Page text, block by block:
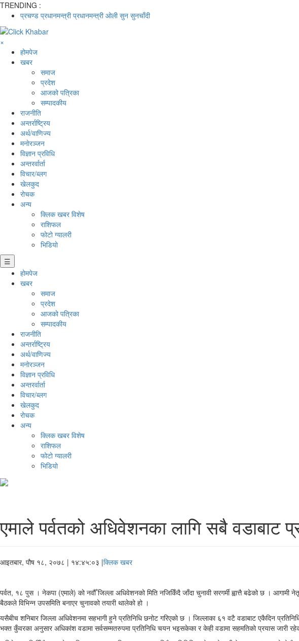
TRENDING :
प्रचण्ड प्रधानमन्त्री प्रधानमन्त्री ओली सुन सुनचाँदी
×
होमपेज
खबर
समाज
प्रदेश
आजको पत्रिका
सम्पादकीय
राजनीति
अन्तर्राष्ट्रिय
अर्थ/वाणिज्य
मनाेरञ्जन
विज्ञान प्रविधि
अन्तरर्वार्ता
विचार/ब्लग
खेलकुद
रोचक
अन्य
क्लिक खबर विशेष
राशिफल
फोटो ग्यालरी
भिडियो
☰
होमपेज
खबर
समाज
प्रदेश
आजको पत्रिका
सम्पादकीय
राजनीति
अन्तर्राष्ट्रिय
अर्थ/वाणिज्य
मनाेरञ्जन
विज्ञान प्रविधि
अन्तरर्वार्ता
विचार/ब्लग
खेलकुद
रोचक
अन्य
क्लिक खबर विशेष
राशिफल
फोटो ग्यालरी
भिडियो
एमाले पर्वतको अधिवेशनका लागि सबै वडाबाट
आइतबार, पौष १८, २०७८ | १४:४५:०३ |क्लिक खबर
पर्वत, १८ पुस । नेकपा (एमाले) को नवौँ जिल्ला अधिवेशनको मिति नजिकिँदै जाँदा चुनावी सरगर्मी ह्वात्तै बढेको छ ।
बैठकले विभिन्न उपसमिति बनाएर चुनावको तयारी थालेको हो ।
यसैबीच शनिबार जिल्ला अधिवेशनमा सहभागी हुने प्रतिनिधि छनोट गरिएको छ । जिल्लाका ६१ वटै वडाबाट एकैदिन
भक्त कुँवरका अनुसार अधिकांश वडामा सर्वसम्मतरुपमा प्रतिनिधि चयन भइसकेका र केही वडामा सहमतिको प्रयास जारी